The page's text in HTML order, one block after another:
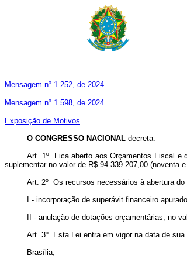
Mensagem nº 1.252, de 2024
Mensagem nº 1.598, de 2024
Exposição de Motivos
O CONGRESSO NACIONAL decreta:
Art. 1º Fica aberto aos Orçamentos Fiscal e
suplementar no valor de R$ 94.339.207,00 (noventa
Art. 2º Os recursos necessários à abertura
I - incorporação de superávit financeiro
II - anulação de dotações orçamentárias, no
Art. 3º Esta Lei entra em vigor na data de sua
Brasília,